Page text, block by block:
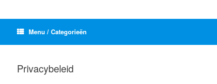
Menu / Categorieën
Privacybeleid